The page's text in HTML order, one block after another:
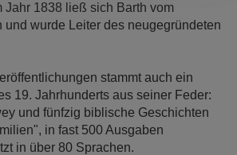
Jahr 1838 ließ sich Barth vom
und wurde Leiter des neugegründeten
stammt auch ein
19. Jahrhunderts aus seiner Feder:
und fünfzig biblische Geschichten
in fast 500 Ausgaben
in über 80 Sprachen.